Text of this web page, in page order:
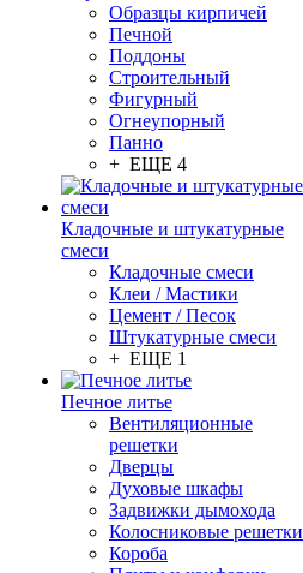
Образцы кирпичей
Печной
Поддоны
Строительный
Фигурный
Огнеупорный
Панно
+ ЕЩЕ 4
Кладочные и штукатурные
смеси
Кладочные смеси
Клеи / Мастики
Цемент / Песок
Штукатурные смеси
+ ЕЩЕ 1
Печное литье
Вентиляционные
решетки
Дверцы
Духовые шкафы
Задвижки дымохода
Колосниковые решетки
Короба